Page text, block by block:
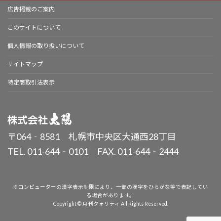
広告掲載のご案内
このサイトについて
個人情報の取り扱いについて
サイトマップ
特定商取引法表示
〒064‐8581 札幌市中央区大通西28丁目
TEL. 011-644‐0101 FAX. 011-644‐2444
※コンピューターの漢字表示制限により、一部の漢字をひらがな等で表記してい
る場合があります。
Copyright © 月刊クォリティ All Rights Reserved.